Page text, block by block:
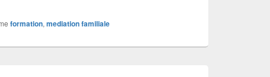
formation, mediation familiale